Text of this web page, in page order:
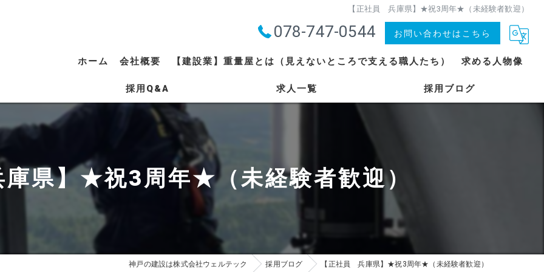
【正社員 兵庫県】★祝3周年★（未経験者歓迎）
078-747-0544 お問い合わせはこちら
ホーム 会社概要
代表挨拶
【建設業】重量屋とは（見えないところで支える職人たち） 求める人物像
採用Q&A 求人一覧 採用ブログ
県】★祝3周年★（未経験者歓迎）
神戸の建設は株式会社ウェルテック 採用ブログ 【正社員 兵庫県】★祝3周年★（未経験者歓迎）